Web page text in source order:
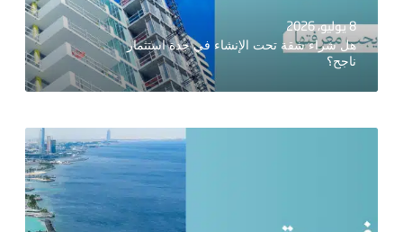
8 يوليو، 2026
هل شراء شقة تحت الإنشاء في جدة استثمار
ناجح؟